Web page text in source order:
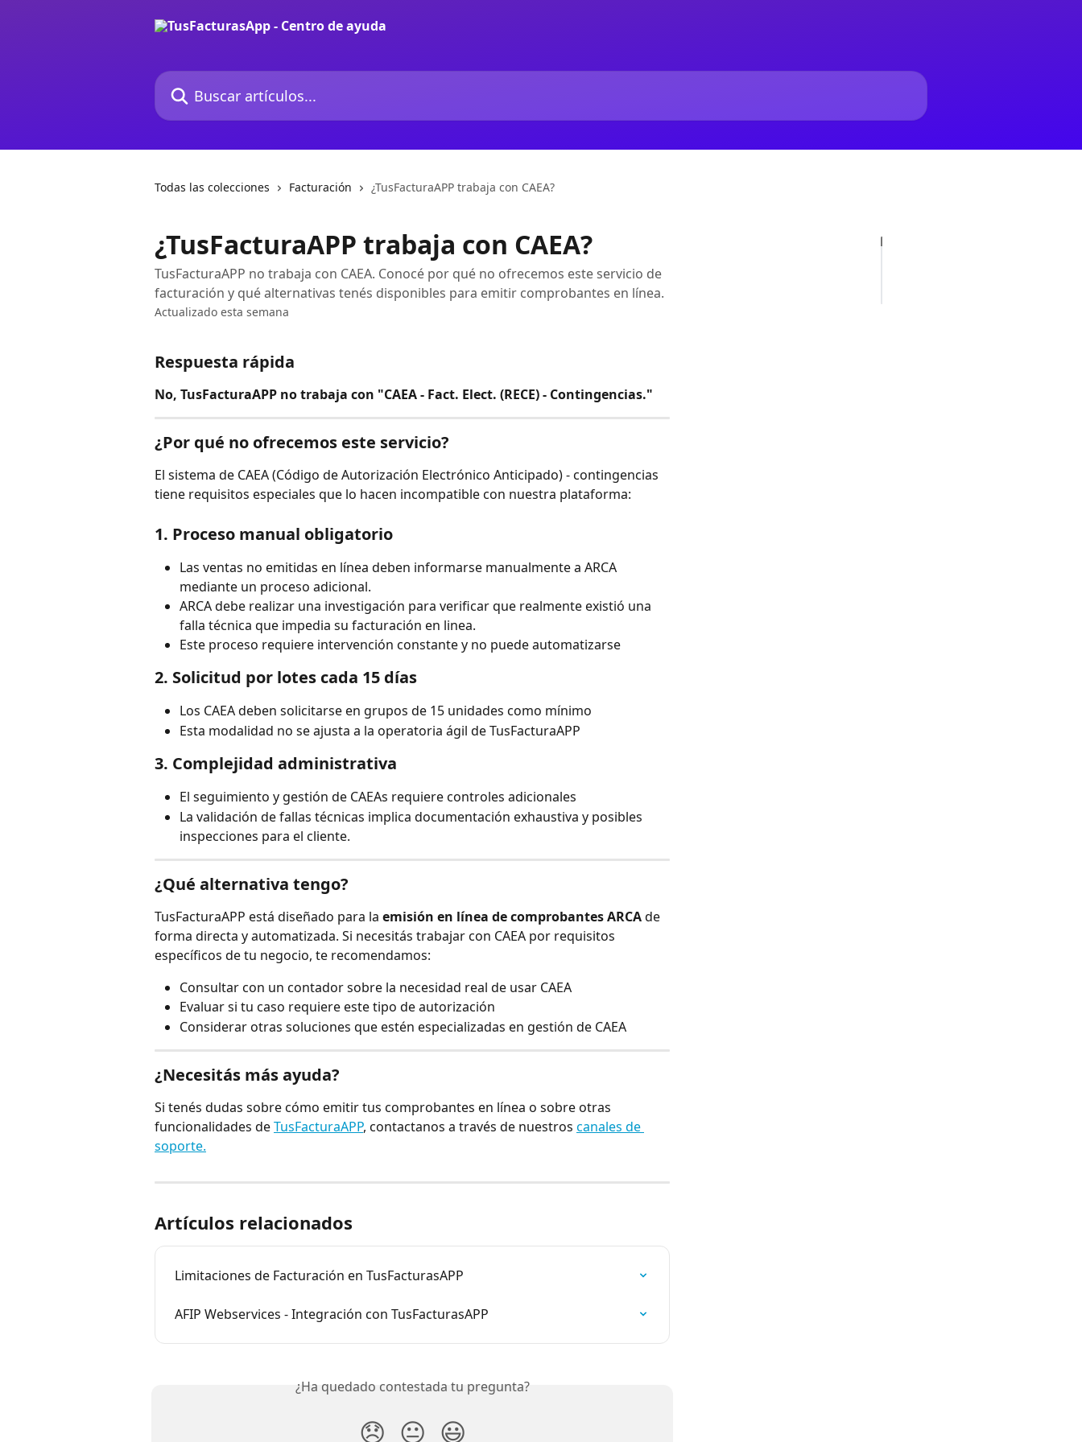
Buscar artículos...
Todas las colecciones Facturación ¿TusFacturaAPP trabaja con CAEA?
¿TusFacturaAPP trabaja con CAEA?
TusFacturaAPP no trabaja con CAEA. Conocé por qué no ofrecemos este servicio de
facturación y qué alternativas tenés disponibles para emitir comprobantes en línea.
Actualizado esta semana
Respuesta rápida
No, TusFacturaAPP no trabaja con "CAEA - Fact. Elect. (RECE) - Contingencias."
¿Por qué no ofrecemos este servicio?
El sistema de CAEA (Código de Autorización Electrónico Anticipado) - contingencias
tiene requisitos especiales que lo hacen incompatible con nuestra plataforma:
1. Proceso manual obligatorio
Las ventas no emitidas en línea deben informarse manualmente a ARCA
mediante un proceso adicional.
ARCA debe realizar una investigación para verificar que realmente existió una
falla técnica que impedia su facturación en linea.
Este proceso requiere intervención constante y no puede automatizarse
2. Solicitud por lotes cada 15 días
Los CAEA deben solicitarse en grupos de 15 unidades como mínimo
Esta modalidad no se ajusta a la operatoria ágil de TusFacturaAPP
3. Complejidad administrativa
El seguimiento y gestión de CAEAs requiere controles adicionales
La validación de fallas técnicas implica documentación exhaustiva y posibles
inspecciones para el cliente.
¿Qué alternativa tengo?
TusFacturaAPP está diseñado para la emisión en línea de comprobantes ARCA de
forma directa y automatizada. Si necesitás trabajar con CAEA por requisitos
específicos de tu negocio, te recomendamos:
Consultar con un contador sobre la necesidad real de usar CAEA
Evaluar si tu caso requiere este tipo de autorización
Considerar otras soluciones que estén especializadas en gestión de CAEA
¿Necesitás más ayuda?
Si tenés dudas sobre cómo emitir tus comprobantes en línea o sobre otras
funcionalidades de TusFacturaAPP, contactanos a través de nuestros canales de
soporte.
Artículos relacionados
Limitaciones de Facturación en TusFacturasAPP
AFIP Webservices - Integración con TusFacturasAPP
¿Ha quedado contestada tu pregunta?
😞 😐 😃